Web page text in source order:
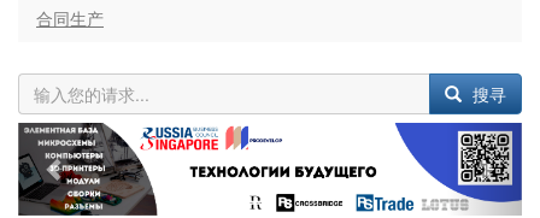
合同生产
搜寻
Previous Next